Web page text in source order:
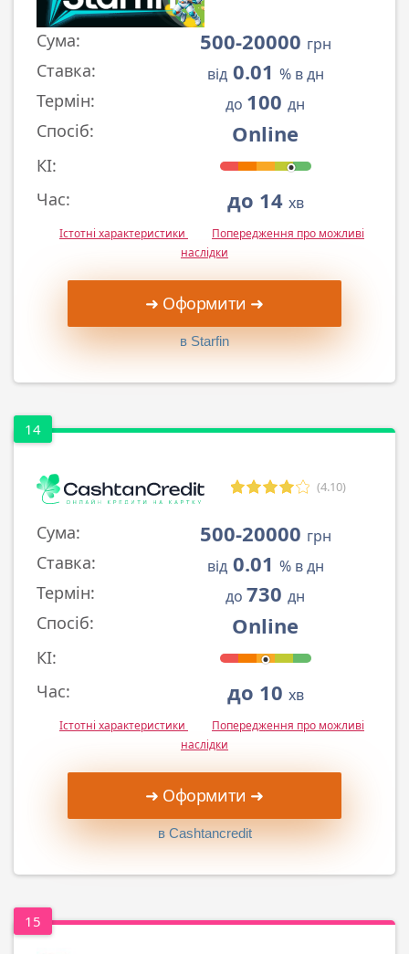
Сума: 500-20000 грн
Ставка: від0.01 % в дн
Термін: до 100 дн
Спосіб: Online
КІ:
Час:
до 14 хв
Істотні характеристики
Попередження про можливі
наслідки
➜ Оформити ➜
в Starfin
14
(4.10)
Сума: 500-20000 грн
Ставка: від0.01 % в дн
Термін: до 730 дн
Спосіб: Online
КІ:
Час:
до 10 хв
Істотні характеристики
Попередження про можливі
наслідки
➜ Оформити ➜
в Cashtancredit
15